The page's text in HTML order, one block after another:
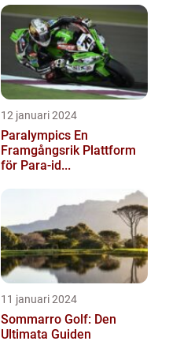
12 januari 2024
Paralympics En
Framgångsrik Plattform
för Para-id...
11 januari 2024
Sommarro Golf: Den
Ultimata Guiden